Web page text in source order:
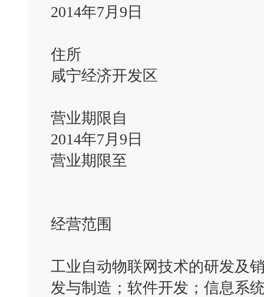
2014年7月9日
住所
咸宁经济开发区
营业期限自
2014年7月9日
营业期限至
经营范围
工业自动物联网技术的研发及
发与制造；软件开发；信息系